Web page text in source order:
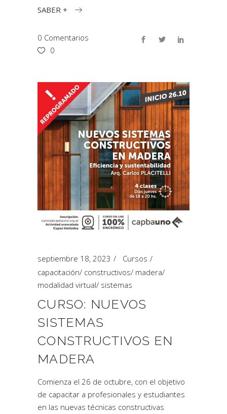
SABER +
0 Comentarios
0
septiembre 18, 2023
Cursos
capacitación/ constructivos/ madera/
modalidad virtual/ sistemas
CURSO: NUEVOS
SISTEMAS
CONSTRUCTIVOS EN
MADERA
Comienza el 26 de octubre, con el objetivo
de capacitar a profesionales y estudiantes
en las nuevas técnicas constructivas